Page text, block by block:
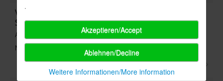
Voll Schaf: Ausgleich des Startspielervorteils(Besser
Spielen) - 5_14 S.64
Art: Stichwort
Note:
.
Akzeptieren/Accept
Ablehnen/Decline
Weitere Informationen/More information